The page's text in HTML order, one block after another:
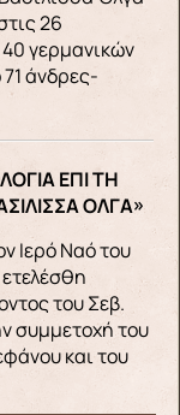
26
γερμανικών
άνδρες-
ΕΠΙ ΤΗ
ΟΛΓΑ»
Ιερό Ναό του
του Σεβ.
συμμετοχή του
και του